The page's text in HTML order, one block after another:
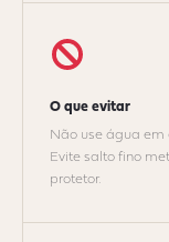
O que evitar
Não use água em
Evite salto fino
protetor.